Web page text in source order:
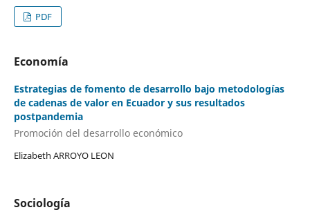
PDF
Economía
Estrategias de fomento de desarrollo bajo metodologías
de cadenas de valor en Ecuador y sus resultados
postpandemia
Promoción del desarrollo económico
Elizabeth ARROYO LEON
Sociología